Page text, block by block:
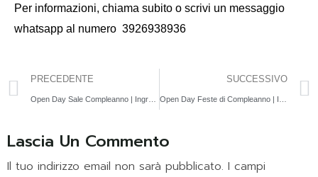
Per informazioni, chiama subito o scrivi un messaggio
whatsapp al numero 3926938936
PRECEDENTE SUCCESSIVO
Lascia Un Commento
Il tuo indirizzo email non sarà pubblicato. I campi